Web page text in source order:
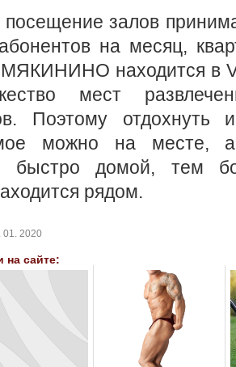
залов
на месяц,
МЯКИНИНО находится в
мест
Поэтому отдохнуть
можно на месте,
быстро домой, тем
рядом.
2020
на сайте: